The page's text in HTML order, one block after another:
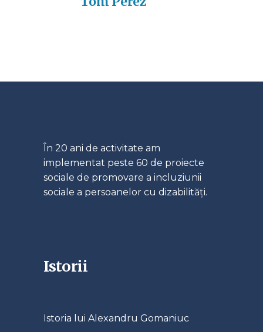
În 20 ani de activitate am
implementat peste 60 de proiecte
sociale de promovare a incluziunii
sociale a persoanelor cu dizabilități.
Istorii
Istoria lui Alexandru Gomaniuc